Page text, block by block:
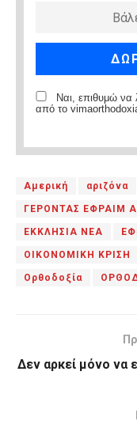
Ναι, επιθυμώ
από το
Αμερική αριζόνα
ΓΕΡΟΝΤΑΣ ΕΦΡΑΙΜ
ΕΚΚΛΗΣΙΑ ΝΕΑ
ΟΙΚΟΝΟΜΙΚΗ ΚΡΙΣΗ
Ορθοδοξία
Δεν αρκεί μόνο να